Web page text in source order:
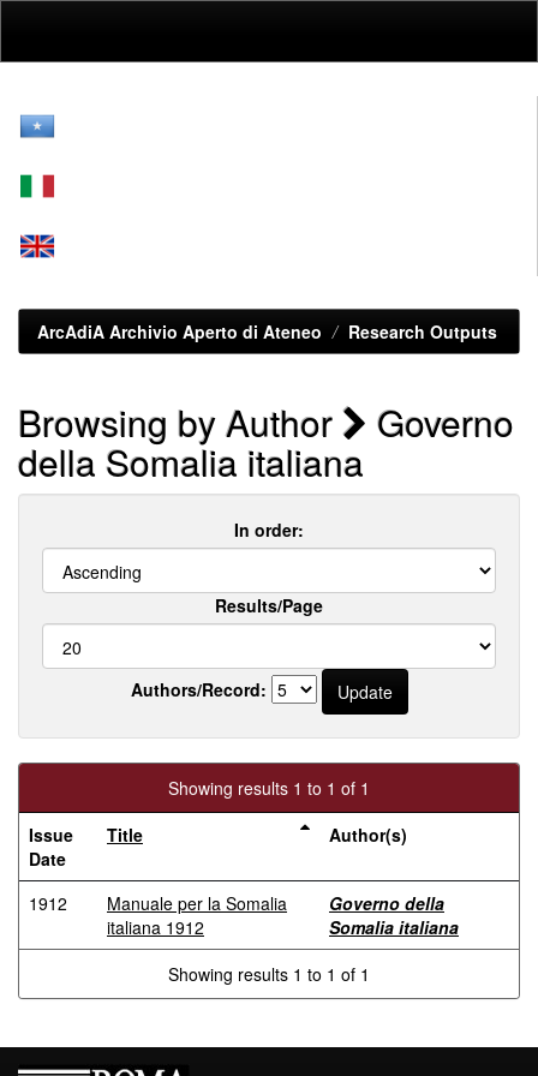
ArcAdiA Archivio Aperto di Ateneo Research Outputs
Browsing by Author Governo
della Somalia italiana
In order:
Results/Page
Authors/Record:
Showing results 1 to 1 of 1
Issue
Date
Title Author(s)
1912
Manuale per la Somalia
italiana 1912
Governo della
Somalia italiana
Showing results 1 to 1 of 1